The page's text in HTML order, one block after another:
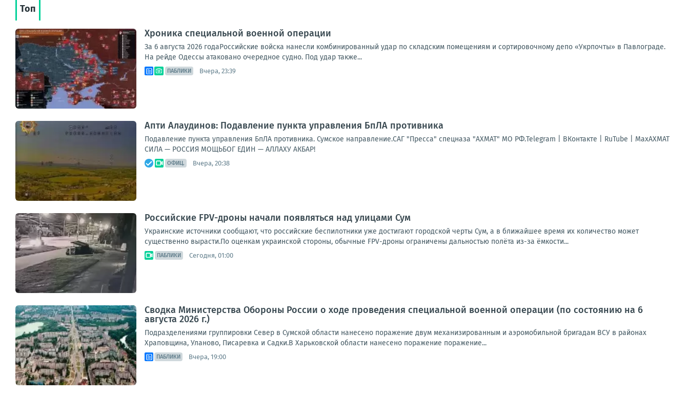
Топ
Хроника специальной военной операции
За 6 августа 2026 годаРоссийские войска нанесли комбинированный удар по складским помещениям и сортировочному депо «Укрпочты» в Павлограде.
На рейде Одессы атаковано очередное судно. Под удар также...
ПАБЛИКИ Вчера, 23:39
Апти Алаудинов: Подавление пункта управления БпЛА противника
Подавление пункта управления БпЛА противника. Сумское направление.САГ "Пресса" спецназа "АХМАТ" МО РФ.Telegram | ВКонтакте | RuTube | МахАХМАТ
СИЛА — РОССИЯ МОЩЬБОГ ЕДИН — АЛЛАХУ АКБАР!
ОФИЦ. Вчера, 20:38
Российские FPV-дроны начали появляться над улицами Сум
Украинские источники сообщают, что российские беспилотники уже достигают городской черты Сум, а в ближайшее время их количество может
существенно вырасти.По оценкам украинской стороны, обычные FPV-дроны ограничены дальностью полёта из-за ёмкости...
ПАБЛИКИ Сегодня, 01:00
Сводка Министерства Обороны России о ходе проведения специальной военной операции (по состоянию на 6
августа 2026 г.)
Подразделениями группировки Север в Сумской области нанесено поражение двум механизированным и аэромобильной бригадам ВСУ в районах
Храповщина, Уланово, Писаревка и Садки.В Харьковской области нанесено поражение поражение...
ПАБЛИКИ Вчера, 19:00